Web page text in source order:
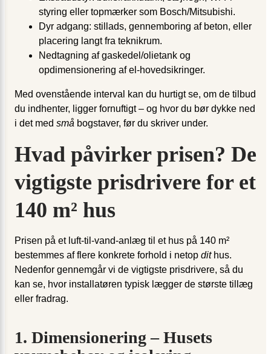
styring eller topmærker som Bosch/Mitsubishi.
Dyr adgang: stillads, gennemboring af beton, eller
placering langt fra teknikrum.
Nedtagning af gaskedel/olietank og
opdimensionering af el-hovedsikringer.
Med ovenstående interval kan du hurtigt se, om de tilbud
du indhenter, ligger fornuftigt – og hvor du bør dykke ned
i det med små bogstaver, før du skriver under.
Hvad påvirker prisen? De
vigtigste prisdrivere for et
140 m² hus
Prisen på et luft-til-vand-anlæg til et hus på 140 m²
bestemmes af flere konkrete forhold i netop dithus.
Nedenfor gennemgår vi de vigtigste prisdrivere, så du
kan se, hvor installatøren typisk lægger de største tillæg
eller fradrag.
1. Dimensionering – Husets